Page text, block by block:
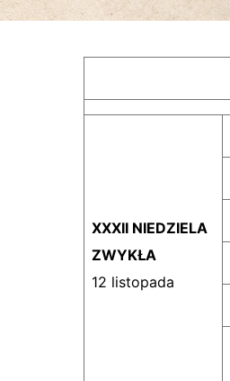
XXXII NIEDZIELA
ZWYKŁA
12 listopada